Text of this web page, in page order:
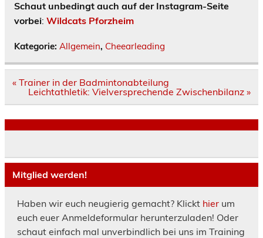
Schaut unbedingt auch auf der Instagram-Seite
vorbei: Wildcats Pforzheim
Kategorie: Allgemein, Cheearleading
Beitragsnavigation
« Trainer in der Badmintonabteilung
Leichtathletik: Vielversprechende Zwischenbilanz »
Mitglied werden!
Haben wir euch neugierig gemacht? Klickt hierum
euch euer Anmeldeformular herunterzuladen! Oder
schaut einfach mal unverbindlich bei uns im Training